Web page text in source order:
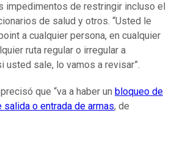
impedimentos de restringir incluso el
de salud y otros. “Usted le
a cualquier persona, en cualquier
ruta regular o irregular a
usted sale, lo vamos a revisar”.
que “va a haber un bloqueo de
o entrada de armas, de